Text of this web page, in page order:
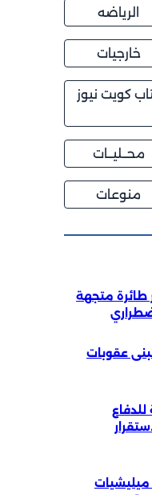
الرياضه
خارجيات
كويت نيوز
محــليــات
منوعات
طائرة متجهة
عقوبات
للدفاع
ميليشيات